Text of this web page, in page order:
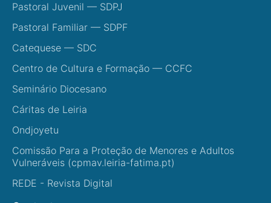
Pastoral Juvenil — SDPJ
Pastoral Familiar — SDPF
Catequese — SDC
Centro de Cultura e Formação — CCFC
Seminário Diocesano
Cáritas de Leiria
Ondjoyetu
Comissão Para a Proteção de Menores e Adultos
Vulneráveis (cpmav.leiria-fatima.pt)
REDE - Revista Digital